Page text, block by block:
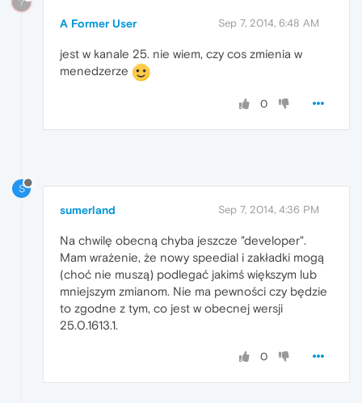
A Former User Sep 7, 2014, 6:48 AM
jest w kanale 25. nie wiem, czy cos zmienia w
menedzerze
0
S
sumerland Sep 7, 2014, 4:36 PM
Na chwilę obecną chyba jeszcze "developer".
Mam wrażenie, że nowy speedial i zakładki mogą
(choć nie muszą) podlegać jakimś większym lub
mniejszym zmianom. Nie ma pewności czy będzie
to zgodne z tym, co jest w obecnej wersji
25.0.1613.1.
0